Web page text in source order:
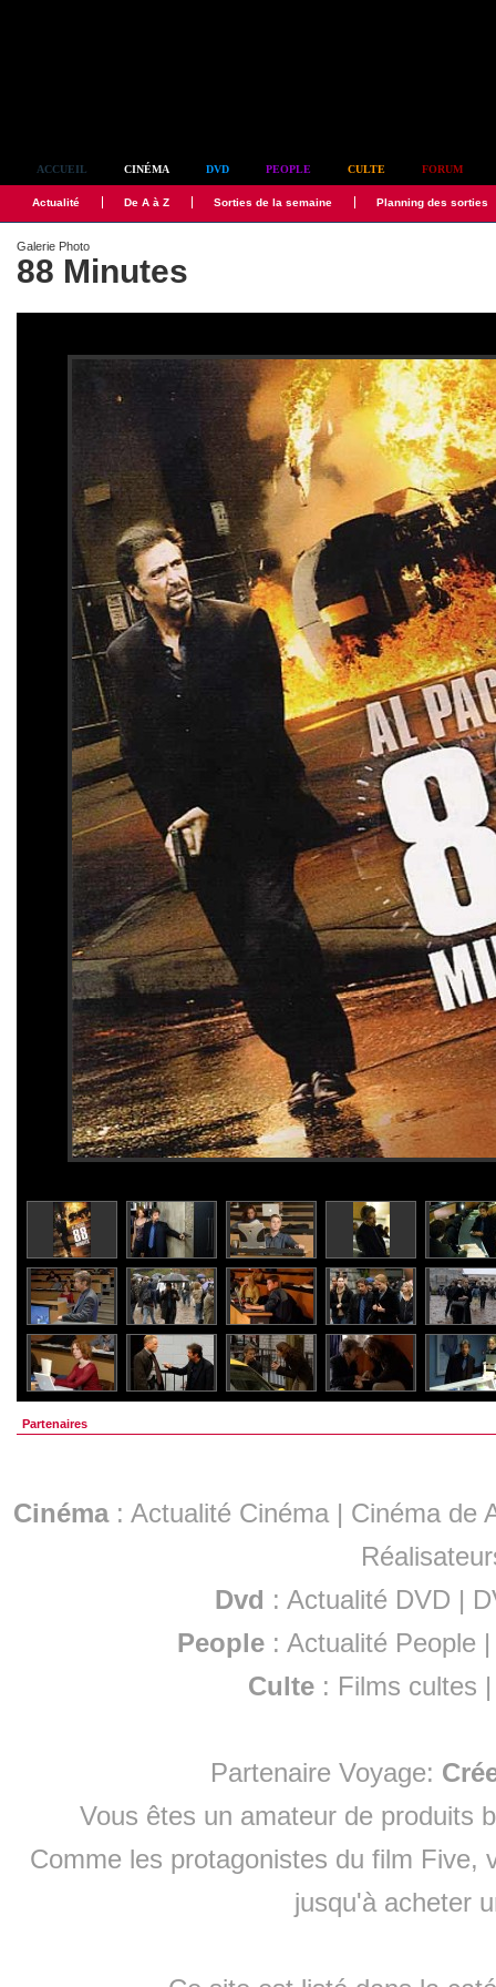
ACCUEIL CINÉMA DVD PEOPLE CULTE FORUM
Actualité De A à Z Sorties de la semaine Planning des sorties
Galerie Photo
88 Minutes
Partenaires
Cinéma: Actualité Cinéma | Cinéma de
Dvd : Actualité DVD |
People :Actualité People
Culte : Films cultes
Partenaire Voyage:
Vous êtes un amateur de produits
Comme les protagonistes du film Five,
jusqu'à acheter